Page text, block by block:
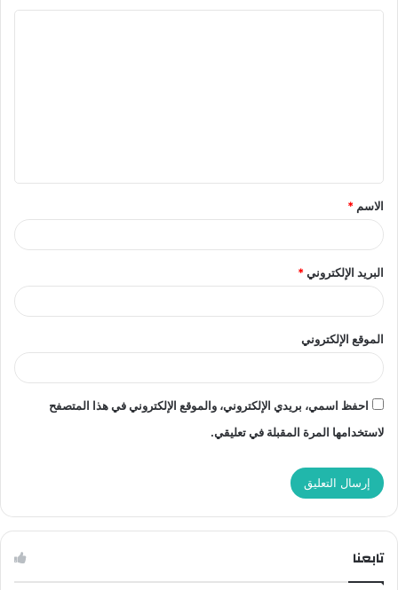
ق
*
الاسم *
البريد الإلكتروني*
الموقع الإلكتروني
احفظ اسمي، بريدي الإلكتروني، والموقع الإلكتروني في هذا المتصفح
لاستخدامها المرة المقبلة في تعليقي.
تابعنا